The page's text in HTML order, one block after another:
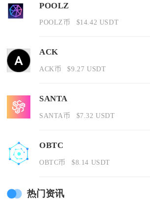
POOLZ
POOLZ币 $14.42 USDT
ACK
ACK币 $9.27 USDT
SANTA
SANTA币 $7.32 USDT
OBTC
OBTC币 $8.14 USDT
热门资讯